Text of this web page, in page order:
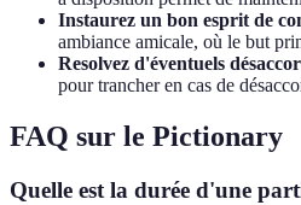
Instaurez un bon esprit de
ambiance amicale, où le but
Resolvez d'éventuels
pour trancher en cas de
FAQ sur le Pictionary
Quelle est la durée d'une